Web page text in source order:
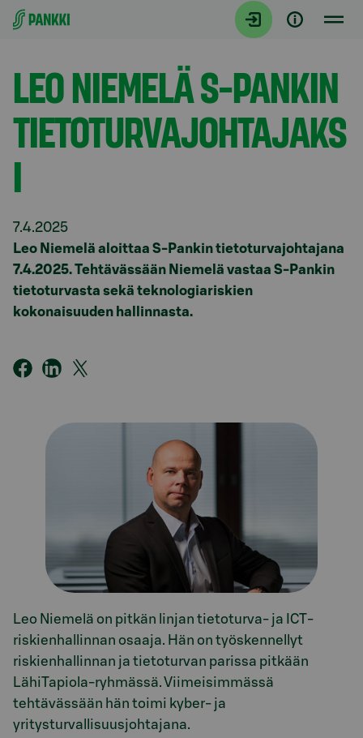
Siirry suoraan sisältöön
Tiedotteet
LEO NIEMELÄ S-PANKIN
TIETOTURVAJOHTAJAKS
I
7.4.2025
Leo Niemelä aloittaa S-Pankin tietoturvajohtajana
7.4.2025. Tehtävässään Niemelä vastaa S-Pankin
tietoturvasta sekä teknologiariskien
kokonaisuuden hallinnasta.
Leo Niemelä on pitkän linjan tietoturva- ja ICT-
riskienhallinnan osaaja. Hän on työskennellyt
riskienhallinnan ja tietoturvan parissa pitkään
LähiTapiola-ryhmässä. Viimeisimmässä
tehtävässään hän toimi kyber- ja
yritysturvallisuusjohtajana.